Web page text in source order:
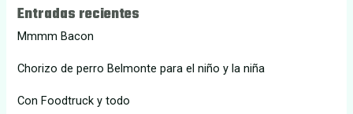
Entradas recientes
Mmmm Bacon
Chorizo de perro Belmonte para el niño y la niña
Con Foodtruck y todo